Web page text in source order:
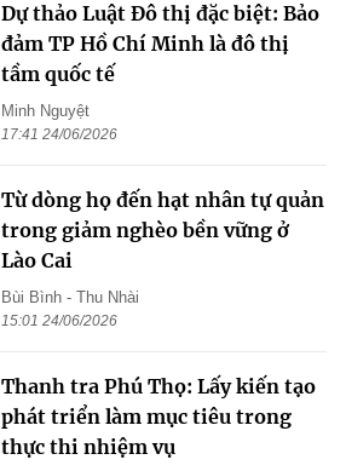
Dự thảo Luật Đô thị đặc biệt: Bảo
đảm TP Hồ Chí Minh là đô thị
tầm quốc tế
Minh Nguyệt
17:41 24/06/2026
Từ dòng họ đến hạt nhân tự quản
trong giảm nghèo bền vững ở
Lào Cai
Bùi Bình - Thu Nhài
15:01 24/06/2026
Thanh tra Phú Thọ: Lấy kiến tạo
phát triển làm mục tiêu trong
thực thi nhiệm vụ